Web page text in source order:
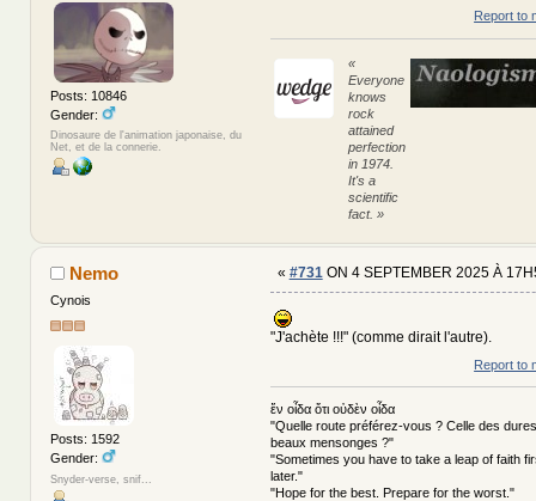
Posts: 10846
Gender:
Dinosaure de l'animation japonaise, du
Net, et de la connerie.
Report to
«
Everyone
knows
rock
attained
perfection
in 1974.
It's a
scientific
fact. »
Nemo
Cynois
Posts: 1592
Gender:
Snyder-verse, snif...
« #731ON 4 SEPTEMBER 2025 À
"J'achète !!!" (comme dirait l'autre).
Report to
ἕν οἶδα ὅτι οὐδὲν οἶδα
"Quelle route préférez-vous ? Celle des
beaux mensonges ?"
"Sometimes you have to take a leap of faith
later."
"Hope for the best. Prepare for the worst."